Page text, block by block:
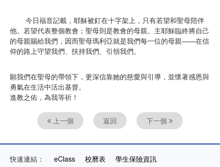
今日福音記載，耶穌被釘在十字架上，只有若望和聖母陪伴
他。若望代表整個教會；聖母則是教會的母親。主耶穌臨終將自己
的母親賜給我們，因而聖母瑪利亞就是我們每一位的母親——在信
仰的路上守望我們、扶持我們、引領我們。
願我們在聖母的帶領下，更深信靠她的慈愛與引導，並懷著感恩與
勇氣在生活中活出基督。
進教之佑，為我等祈！
上一個 返回 下一個
快速連結： eClass 校曆表
學生保險資訊